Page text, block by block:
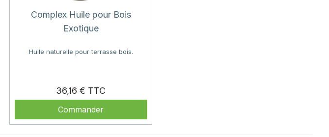
Complex Huile pour Bois
Exotique
Huile naturelle pour terrasse bois.
36,16 €
Commander